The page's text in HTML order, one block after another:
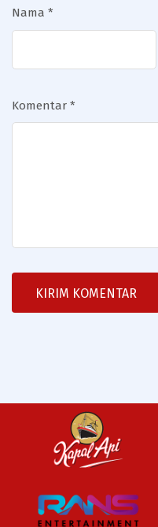
Nama *
Komentar *